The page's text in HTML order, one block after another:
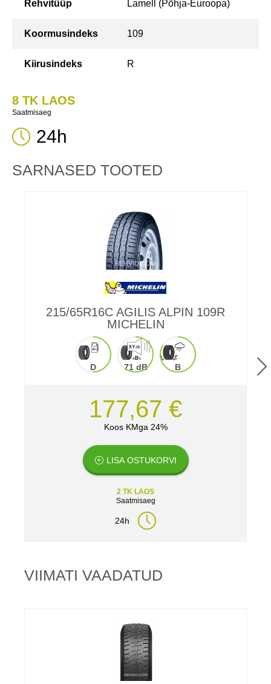
Rehvitüüp Lamell (Põhja-Euroopa)
Koormusindeks 109
Kiirusindeks R
8 TK LAOS
Saatmisaeg
24h
SARNASED TOOTED
215/65R16C AGILIS ALPIN 109R
MICHELIN
D 71 dB B
177,67 €
Koos KMga 24%
LISA OSTUKORVI
2 TK LAOS
Saatmisaeg
24h
VIIMATI VAADATUD